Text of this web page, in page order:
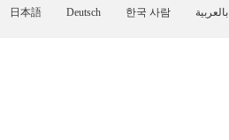
日本語 Deutsch 한국 사람 بالعربية